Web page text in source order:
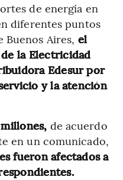
de energía en
diferentes puntos
Aires, el
la Electricidad
Edesur por
y la atención
de acuerdo
en un comunicado,
fueron afectados a